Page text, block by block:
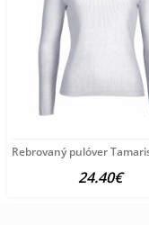
Rebrovaný pulóver
24.40€